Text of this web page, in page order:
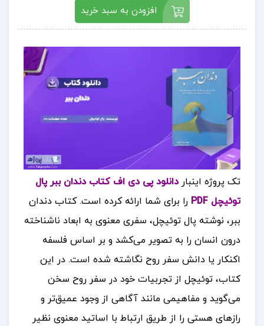
افزودن به سبد خرید
تک پروژه اینبار دانلود پی دی اف کتاب دندان ببر پال
توئیچل PDF
را برای شما ارائه کرده است. کتاب دندان
ببر، نوشته پال توئیچل، سفری معنوی به ابعاد ناشناخته
درون انسان را به تصویر می‌کشد و بر اساس فلسفه
اکنکار یا دانش سفر روح نگاشته شده است. در این
کتاب، توئیچل از تجربیات خود در سفر روح سخن
می‌گوید و مفاهیمی مانند آگاهی از وجود عمیق‌تر و
رازهای هستی را از طریق ارتباط با اساتید معنوی نظیر